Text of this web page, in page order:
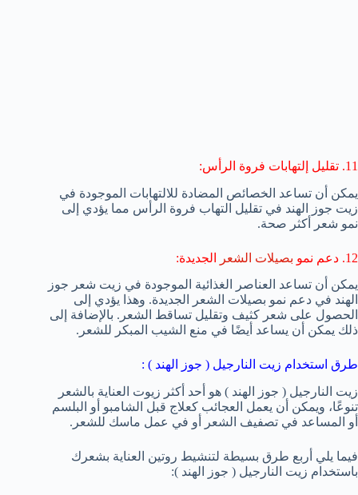
11. تقليل إلتهابات فروة الرأس:
يمكن أن تساعد الخصائص المضادة للالتهابات الموجودة في
زيت جوز الهند في تقليل التهاب فروة الرأس مما يؤدي إلى
نمو شعر أكثر صحة.
12. دعم نمو بصيلات الشعر
الجديدة:
يمكن أن تساعد العناصر الغذائية الموجودة في زيت شعر جوز
الهند في دعم نمو بصيلات الشعر الجديدة. وهذا يؤدي إلى
الحصول على شعر كثيف وتقليل تساقط الشعر. بالإضافة إلى
ذلك يمكن أن يساعد أيضًا في منع الشيب المبكر للشعر.
طرق استخدام زيت النارجيل ( جوز الهند ) :
زيت النارجيل ( جوز الهند ) هو أحد أكثر زيوت العناية بالشعر
تنوعًا، ويمكن أن يعمل العجائب كعلاج قبل الشامبو أو البلسم
أو المساعد في تصفيف الشعر أو في عمل ماسك للشعر.
فيما يلي أربع طرق بسيطة لتنشيط روتين العناية بشعرك
باستخدام زيت النارجيل ( جوز الهند ):